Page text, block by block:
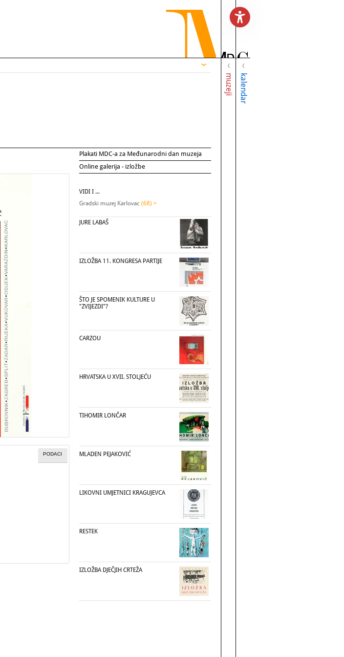
muzeji kalendar
Plakati MDC-a za Međunarodni dan muzeja
Online galerija - izložbe
PODACI
VIDI I ...
Gradski muzej Karlovac (68) >
JURE LABAŠ
IZLOŽBA 11. KONGRESA PARTIJE
ŠTO JE SPOMENIK KULTURE U
"ZVIJEZDI"?
CARZOU
HRVATSKA U XVII. STOLJEĆU
TIHOMIR LONČAR
MLADEN PEJAKOVIĆ
LIKOVNI UMJETNICI KRAGUJEVCA
RESTEK
IZLOŽBA DJEČJIH CRTEŽA